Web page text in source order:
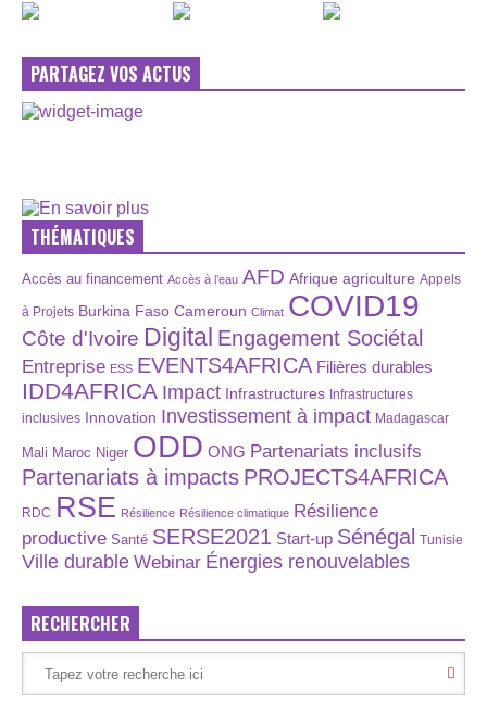
PARTAGEZ VOS ACTUS
THÉMATIQUES
Accès au financement Accès à l’eau AFD Afrique agriculture Appels
à Projets Burkina Faso Cameroun Climat COVID19
Côte d'Ivoire Digital Engagement Sociétal
Entreprise ESS EVENTS4AFRICA Filières durables
IDD4AFRICA Impact Infrastructures Infrastructures
inclusives Innovation Investissement à impact Madagascar
Mali Maroc Niger ODD ONG Partenariats inclusifs
Partenariats à impacts PROJECTS4AFRICA
RDC RSE Résilience Résilience climatique Résilience
productive Santé SERSE2021 Start-up Sénégal Tunisie
Ville durable Webinar Énergies renouvelables
RECHERCHER